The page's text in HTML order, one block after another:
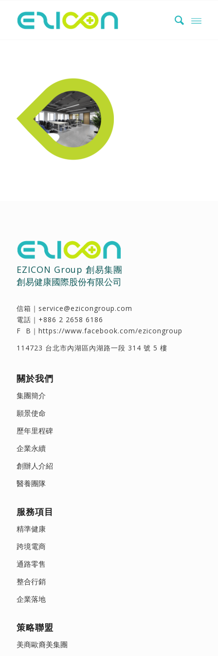
EZICON Group 創易集團
創易健康國際股份有限公司
信箱｜ service@ezicongroup.com
電話｜ +886 2 2658 6186
F B｜ https://www.facebook.com/ezicongroup
114723 台北市內湖區內湖路一段 314 號 5 樓
關於我們
集團簡介
願景使命
歷年里程碑
企業永續
創辦人介紹
醫養團隊
服務項目
精準健康
跨境電商
通路零售
整合行銷
企業落地
策略聯盟
美商歐裔美集團